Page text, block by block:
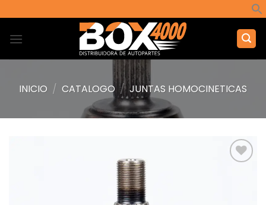
al
contenido
INICIO / CATALOGO / JUNTAS HOMOCINETICAS